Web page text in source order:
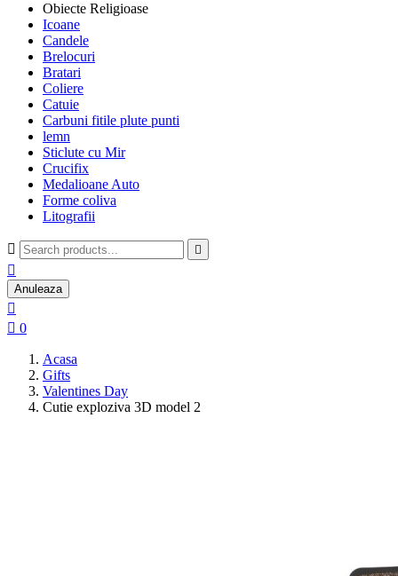
Obiecte Religioase
Icoane
Candele
Brelocuri
Bratari
Coliere
Catuie
Carbuni fitile plute punti
lemn
Sticlute cu Mir
Crucifix
Medalioane Auto
Forme coliva
Litografii
 

Anuleaza

 0
Acasa
Gifts
Valentines Day
Cutie exploziva 3D model 2